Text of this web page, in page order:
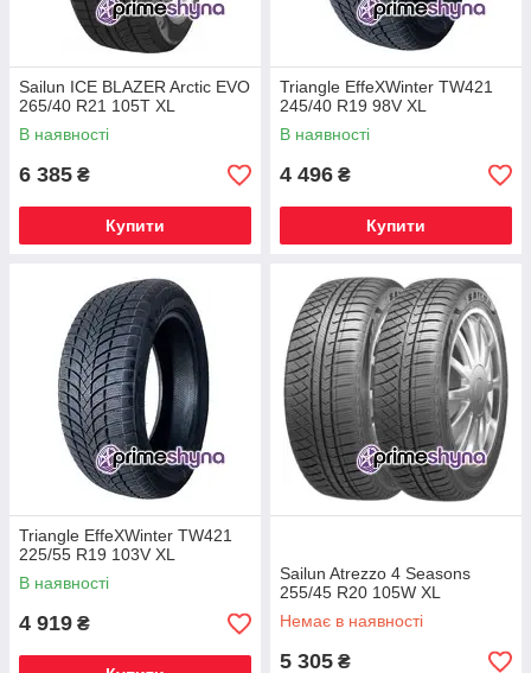
Sailun ICE BLAZER Arctic EVO
265/40 R21 105T XL
В наявності
6 385 ₴
Купити
Triangle EffeXWinter TW421
245/40 R19 98V XL
В наявності
4 496 ₴
Купити
Triangle EffeXWinter TW421
225/55 R19 103V XL
В наявності
4 919 ₴
Sailun Atrezzo 4 Seasons
255/45 R20 105W XL
Немає в наявності
5 305 ₴